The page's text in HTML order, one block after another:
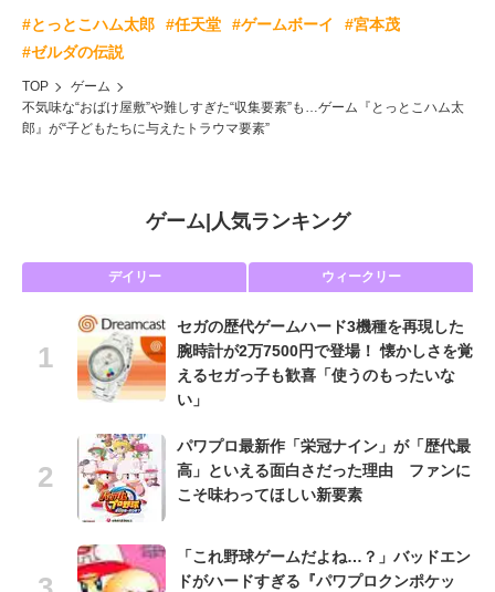
#とっとこハム太郎 #任天堂 #ゲームボーイ
#宮本茂
#ゼルダの伝説
TOP
ゲーム
不気味な“おばけ屋敷”や難しすぎた“収集要素”も…ゲーム『とっとこハム太
郎』が“子どもたちに与えたトラウマ要素”
ゲーム| 人気ランキング
デイリー ウィークリー
セガの歴代ゲームハード3機種を再現した
腕時計が2万7500円で登場！ 懐かしさを覚
えるセガっ子も歓喜「使うのもったいな
い」
パワプロ最新作「栄冠ナイン」が「歴代最
高」といえる面白さだった理由 ファンに
こそ味わってほしい新要素
「これ野球ゲームだよね…？」バッドエン
ドがハードすぎる『パワプロクンポケッ